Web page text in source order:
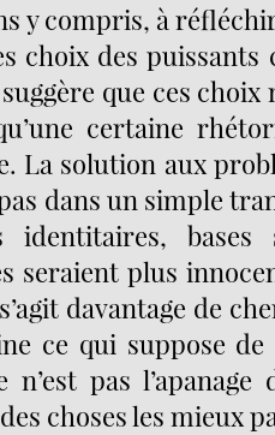
y compris, à
choix des puissants
que ces choix
certaine
La solution aux
dans un simple
bases
seraient plus
davantage de
ce qui suppose
n’est pas
choses les mieux